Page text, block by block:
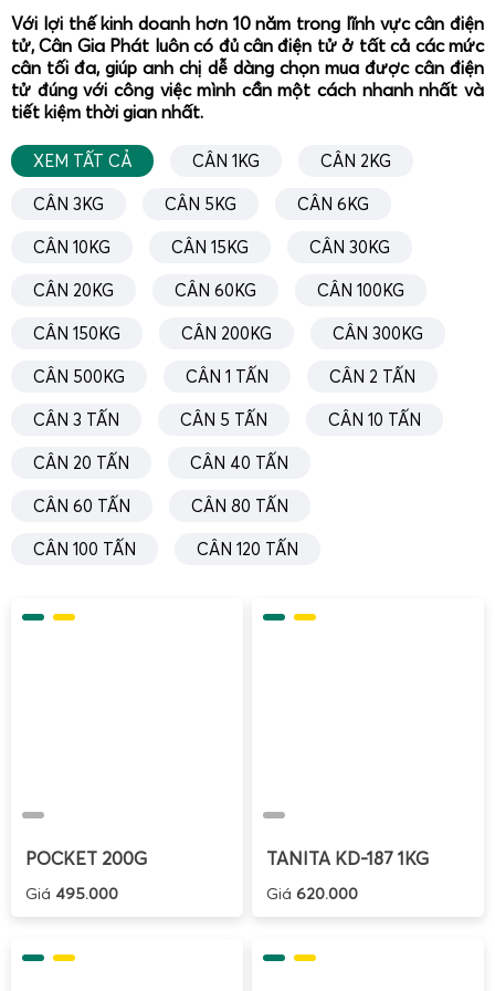
chống bụi, chống nước, phù hợp môi trường ẩm, nhiều
hóa chất, nhiều bụi.
Màn hình cân(indicator) đa chức năng, hỗ trợ kết
nối máy in, máy tính, phần mềm quản lý dữ liệu cân,
Có thể lắp đặt
dạng nổi trên nềnhoặcdạng âm nền
với hố cân, thuận tiện cho xe nâng, xe đẩy hàng lên
Đối với các ứng dụngcân bao jumbo thức ăn chăn nuôi,
cân thành phẩm đóng bao, cân pallet hàng xuất khẩu
hướng, khung chặn, giá đỡ bao jumbo, cổng bảo vệ
đảm bảo an toàn và tăng tốc độ thao tác. Hệ thống cân
hệ thống đóng bao tự độngđể hình thành dây chuyền
cân – đóng gói đồng bộ.
Cân điện tử cân heo 2 tấn và cân điện tử cân bò 2
di chuyển.
Với lợi thế kinh doanh hơn 10 năm trong lĩnh vực cân điện
tử, Cân Gia Phát luôn có đủ cân điện tử ở tất cả các mức
cân tối đa, giúp anh chị dễ dàng chọn mua được cân điện
tử đúng với công việc mình cần một cách nhanh nhất và
tiết kiệm thời gian nhất.
XEM TẤT CẢ CÂN 1KG CÂN 2KG
CÂN 3KG CÂN 5KG CÂN 6KG
CÂN 10KG CÂN 15KG CÂN 30KG
CÂN 20KG CÂN 60KG CÂN 100KG
CÂN 150KG CÂN 200KG CÂN 300KG
CÂN 500KG CÂN 1 TẤN CÂN 2 TẤN
CÂN 3 TẤN CÂN 5 TẤN CÂN 10 TẤN
CÂN 20 TẤN CÂN 40 TẤN
CÂN 60 TẤN CÂN 80 TẤN
CÂN 100 TẤN CÂN 120 TẤN
POCKET 200G
Giá 495.000
TANITA KD-187 1KG
Giá 620.000